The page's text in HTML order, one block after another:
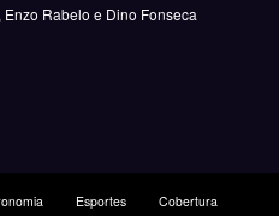
Enzo Rabelo e Dino Fonseca
Esportes
Cobertura